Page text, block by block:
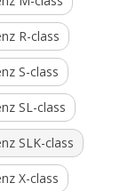
R-class
S-class
SL-class
SLK-class
X-class